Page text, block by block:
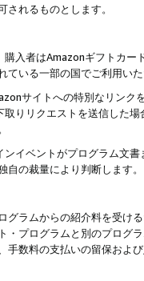
れるものとします。
入者はAmazonギフトカ
ている一部の国でご利用い
サイトへの特別なリン
りリクエストを送信した
イベントがプログラム文
の裁量により判断します。
グラムからの紹介料を受け
・プログラムと別のプログ
手数料の支払いの留保およ